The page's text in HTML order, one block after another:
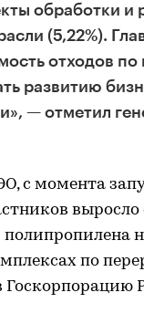
обработки и
(5,22%).
отходов по
развитию
— отметил
с момента
по
Госкорпорацию